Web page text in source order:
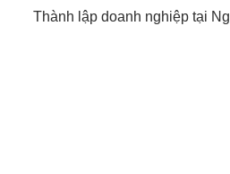
Thành lập doanh nghiệp tại Nghệ An